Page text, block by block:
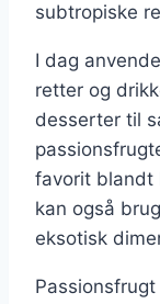
subtropiske
I dag
retter og
desserter til
favorit blandt
kan også
eksotisk